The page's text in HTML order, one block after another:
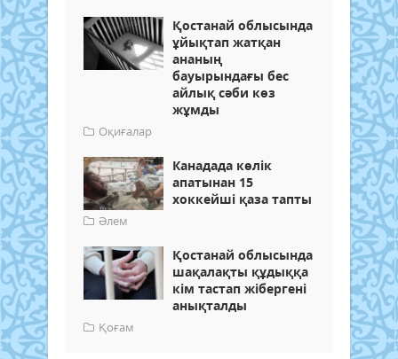
Қостанай облысында
ұйықтап жатқан
ананың
бауырындағы бес
айлық сәби көз
жұмды
Оқиғалар
Канадада көлік
апатынан 15
хоккейші қаза тапты
Әлем
Қостанай облысында
шақалақты құдыққа
кім тастап жібергені
анықталды
Қоғам